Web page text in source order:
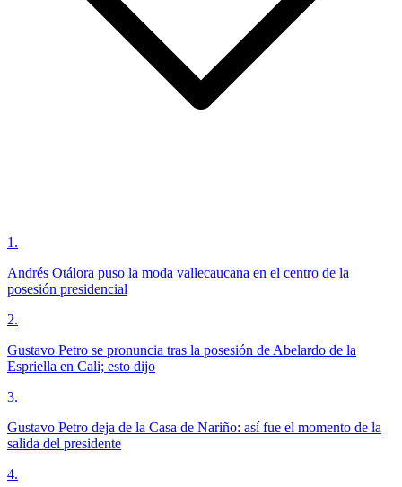
1 .
Andrés Otálora puso la moda vallecaucana en el centro de la
posesión presidencial
2.
Gustavo Petro se pronuncia tras la posesión de Abelardo de la
Espriella en Cali; esto dijo
3.
Gustavo Petro deja de la Casa de Nariño: así fue el momento de la
salida del presidente
4.